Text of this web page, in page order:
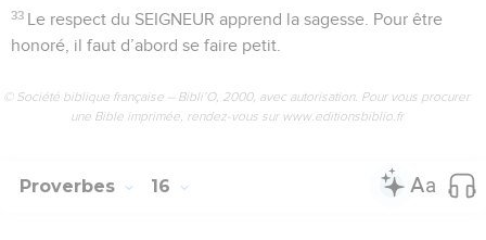
33 Le respect du SEIGNEUR apprend la sagesse. Pour être
honoré, il faut d’abord se faire petit.
© Société biblique française – Bibli’O, 2000, avec autorisation. Pour vous procurer
une Bible imprimée, rendez-vous sur www.editionsbiblio.fr
Proverbes 16